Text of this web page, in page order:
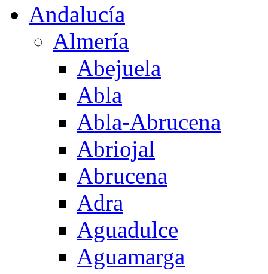
Andalucía
Almería
Abejuela
Abla
Abla-Abrucena
Abriojal
Abrucena
Adra
Aguadulce
Aguamarga